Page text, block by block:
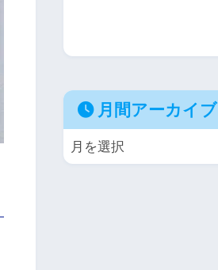
月間アーカイブ